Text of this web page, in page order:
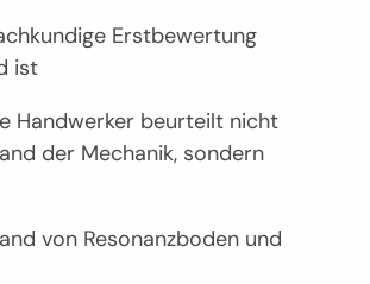
Erstbewertung
ist
Handwerker beurteilt nicht
der Mechanik, sondern
von Resonanzboden und